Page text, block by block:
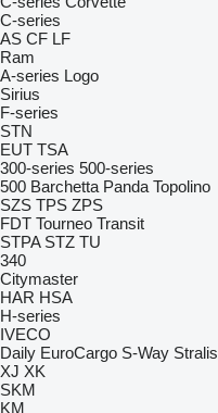
C-series
AS CF LF
Ram
A-series Logo
Sirius
F-series
STN
EUT TSA
300-series 500-series
500 Barchetta Panda Topolino
SZS TPS ZPS
FDT Tourneo Transit
STPA STZ TU
340
Citymaster
HAR HSA
H-series
IVECO
Daily EuroCargo S-Way Stralis
XJ XK
SKM
KM